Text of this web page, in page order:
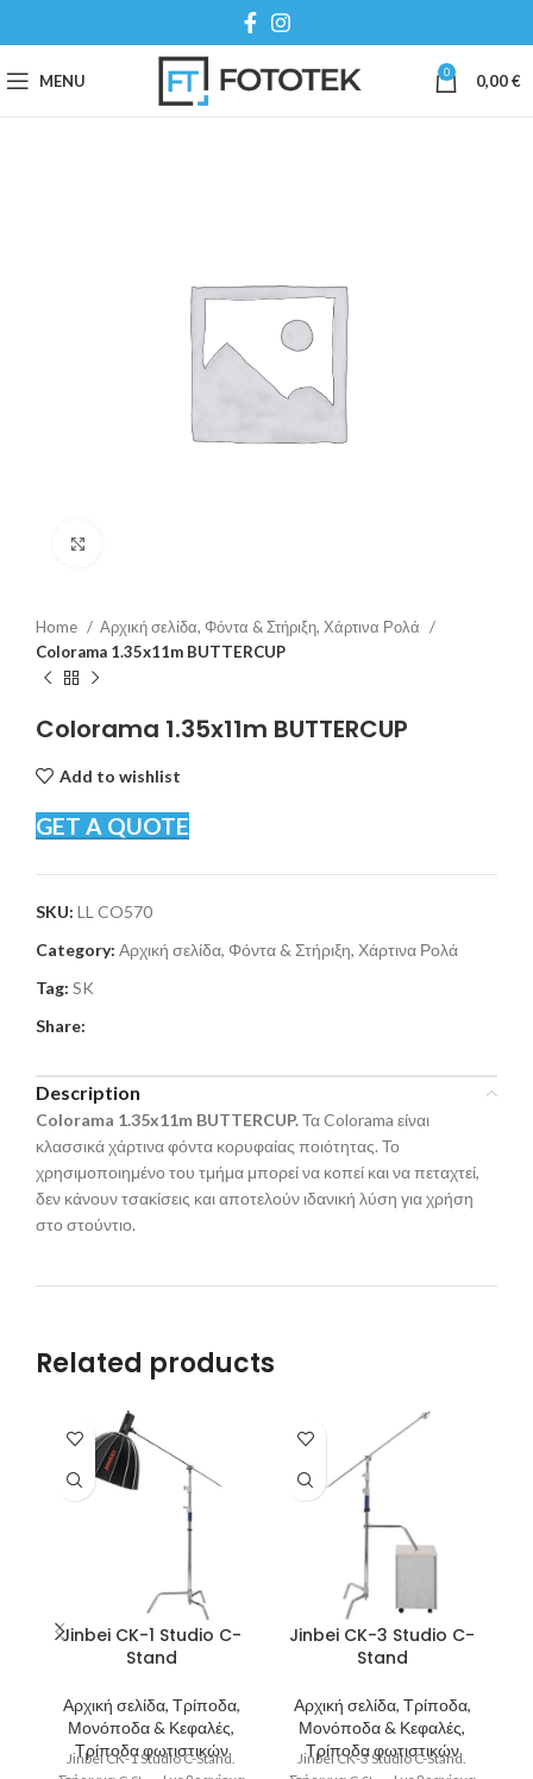
MENU 0 0,00€
Home
Αρχική σελίδα, Φόντα & Στήριξη, Χάρτινα Ρολά
Colorama 1.35x11m BUTTERCUP
Colorama 1.35x11m BUTTERCUP
Add to wishlist
GET A QUOTE
SKU: LL CO570
Category: Αρχική σελίδα, Φόντα & Στήριξη, Χάρτινα Ρολά
Tag: SK
Share:
Description
Colorama 1.35x11m BUTTERCUP.Τα Colorama είναι
κλασσικά χάρτινα φόντα κορυφαίας ποιότητας. Το
χρησιμοποιημένο του τμήμα μπορεί να κοπεί και να πεταχτεί,
δεν κάνουν τσακίσεις και αποτελούν ιδανική λύση για χρήση
στο στούντιο.
Related products
Jinbei CK-1 Studio C-
Stand
Αρχική σελίδα, Τρίποδα,
Μονόποδα & Κεφαλές,
Τρίποδα φωτιστικών
Jinbei CK-1 Studio C-Stand.
Jinbei CK-3 Studio C-
Stand
Αρχική σελίδα, Τρίποδα,
Μονόποδα & Κεφαλές,
Τρίποδα φωτιστικών
Jinbei CK-3 Studio C-Stand.